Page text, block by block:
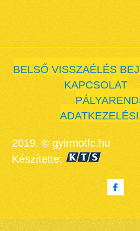
BELSŐ VISSZAÉLÉS
KAPCSOLAT
2019. © gyirmotfc.hu
Készítette: